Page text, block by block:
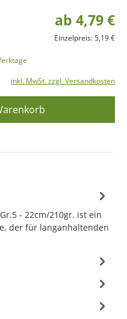
ab 4,79 €
Einzelpreis: 5,19 €
inkl. MwSt. zzgl. Versandkosten
- 22cm/210gr. ist ein
der für langanhaltenden